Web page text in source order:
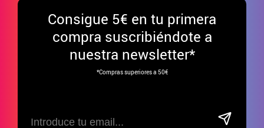
Consigue 5€ en tu primera
compra suscribiéndote a
nuestra newsletter*
*Compras superiores a 50€